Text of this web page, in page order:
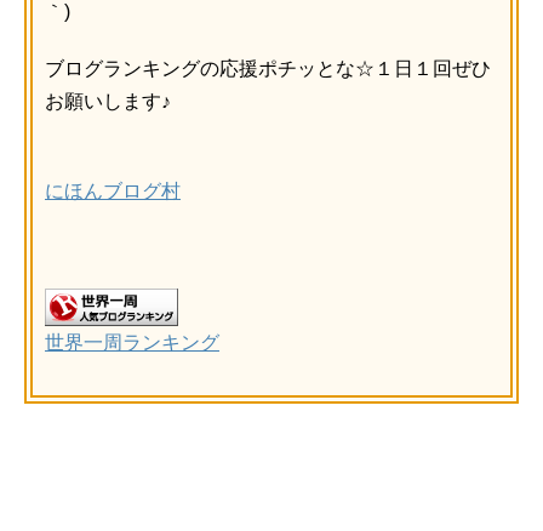
｀)
ブログランキングの応援ポチッとな☆１日１回ぜひ
お願いします♪
にほんブログ村
世界一周ランキング